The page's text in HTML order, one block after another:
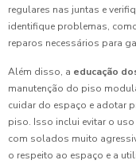
regulares nas juntas e
identifique problemas,
reparos necessários para
Além disso, a educação
manutenção do piso
cuidar do espaço e adotar
piso. Isso inclui evitar o
com solados muito
o respeito ao espaço e a